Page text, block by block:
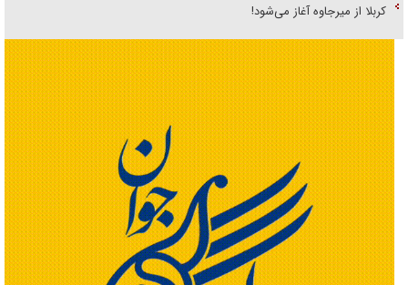
کربلا از میرجاوه آغاز می‌شود!